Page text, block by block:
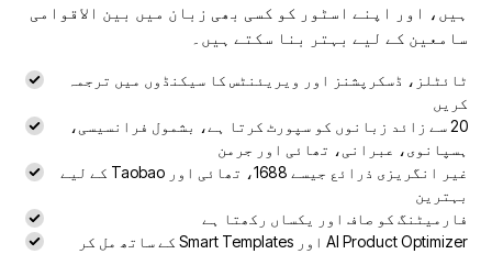
ہیں، اور اپنے اسٹور کو کسی بھی زبان میں بین الاقوامی
سامعین کے لیے بہتر بنا سکتے ہیں۔
ٹائٹلز، ڈسکرپشنز اور ویریئنٹس کا سیکنڈوں میں ترجمہ
کریں
20 سے زائد زبانوں کو سپورٹ کرتا ہے، بشمول فرانسیسی،
ہسپانوی، عبرانی، تھائی اور جرمن
غیر انگریزی ذرائع جیسے 1688، تھائی اور Taobao کے لیے
بہترین
فارمیٹنگ کو صاف اور یکساں رکھتا ہے
AI Product Optimizer اور Smart Templates کے ساتھ مل کر